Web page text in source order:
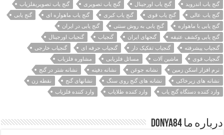
گنج یاب اندروید
گنج یاب اورجینال گنج یاب تصویری
گنج یاب تصویریفلزیاب
گنج یاب عالی
گنج یاب قوی گنج یاب کبری گنج یاب ماهواره ای
گنج یابی
گنج یابی با ماهواره
گنج یابی به روش سنتی
گنج یابی در ایران
گنج یابی وکشف عتیقه
گنجهای ایران گنجیاب
گنجیاب اورجینال
گنجیاب پیشرفته
گنجیاب تفکیک دار گنجیاب حرفه ای
گنجیاب خارجی
گنجیاب قوی
ماشین آلات مسائل فلزیابی
مشاوره فلزیاب
نرم افزار اسکن زمین
نشانه جوغن نشانه دفینه
نشانه شتر در گنج
نشانه های زیرخاکی
نشانه های گنج روی سنگ نشانهای گنج
نقطه زن
وارد کننده دستگاه گنج یاب
وارد کننده طلایاب وارد کننده فلزیاب
درباره ما Donya84